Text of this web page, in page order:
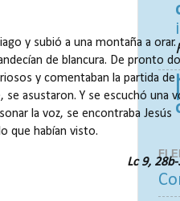
y subió a una montaña a orar.
de blancura. De pronto
y comentaban la partida de
asustaron. Y se escuchó una
la voz, se encontraba Jesús
que habían visto.
Lc 9, 28b-
FI